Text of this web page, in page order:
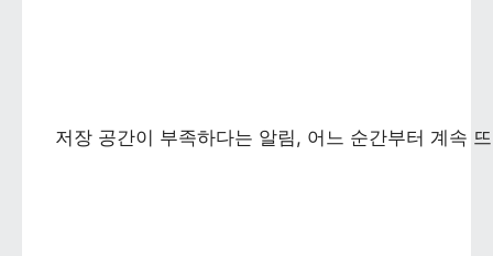
저장 공간이 부족하다는 알림, 어느 순간부터 계속